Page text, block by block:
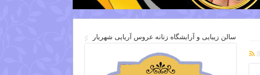
سالن زیبایی و آرایشگاه زنانه عروس آریایی شهریار